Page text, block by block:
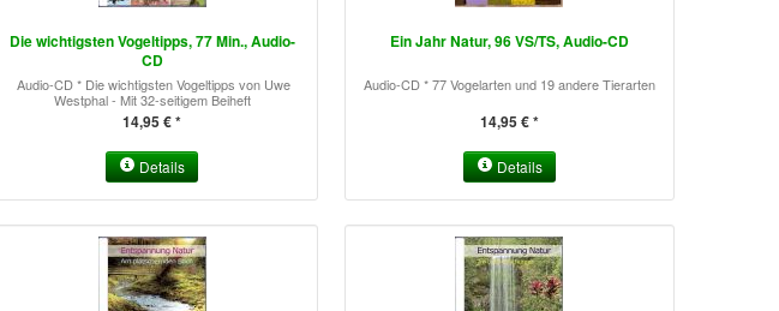
Die wichtigsten Vogeltipps, 77 Min., Audio-
CD
Audio-CD * Die wichtigsten Vogeltipps von Uwe
Westphal - Mit 32-seitigem Beiheft
14,95 € *
Details
Ein Jahr Natur, 96 VS/TS, Audio-CD
Audio-CD * 77 Vogelarten und 19 andere Tierarten
14,95 € *
Details